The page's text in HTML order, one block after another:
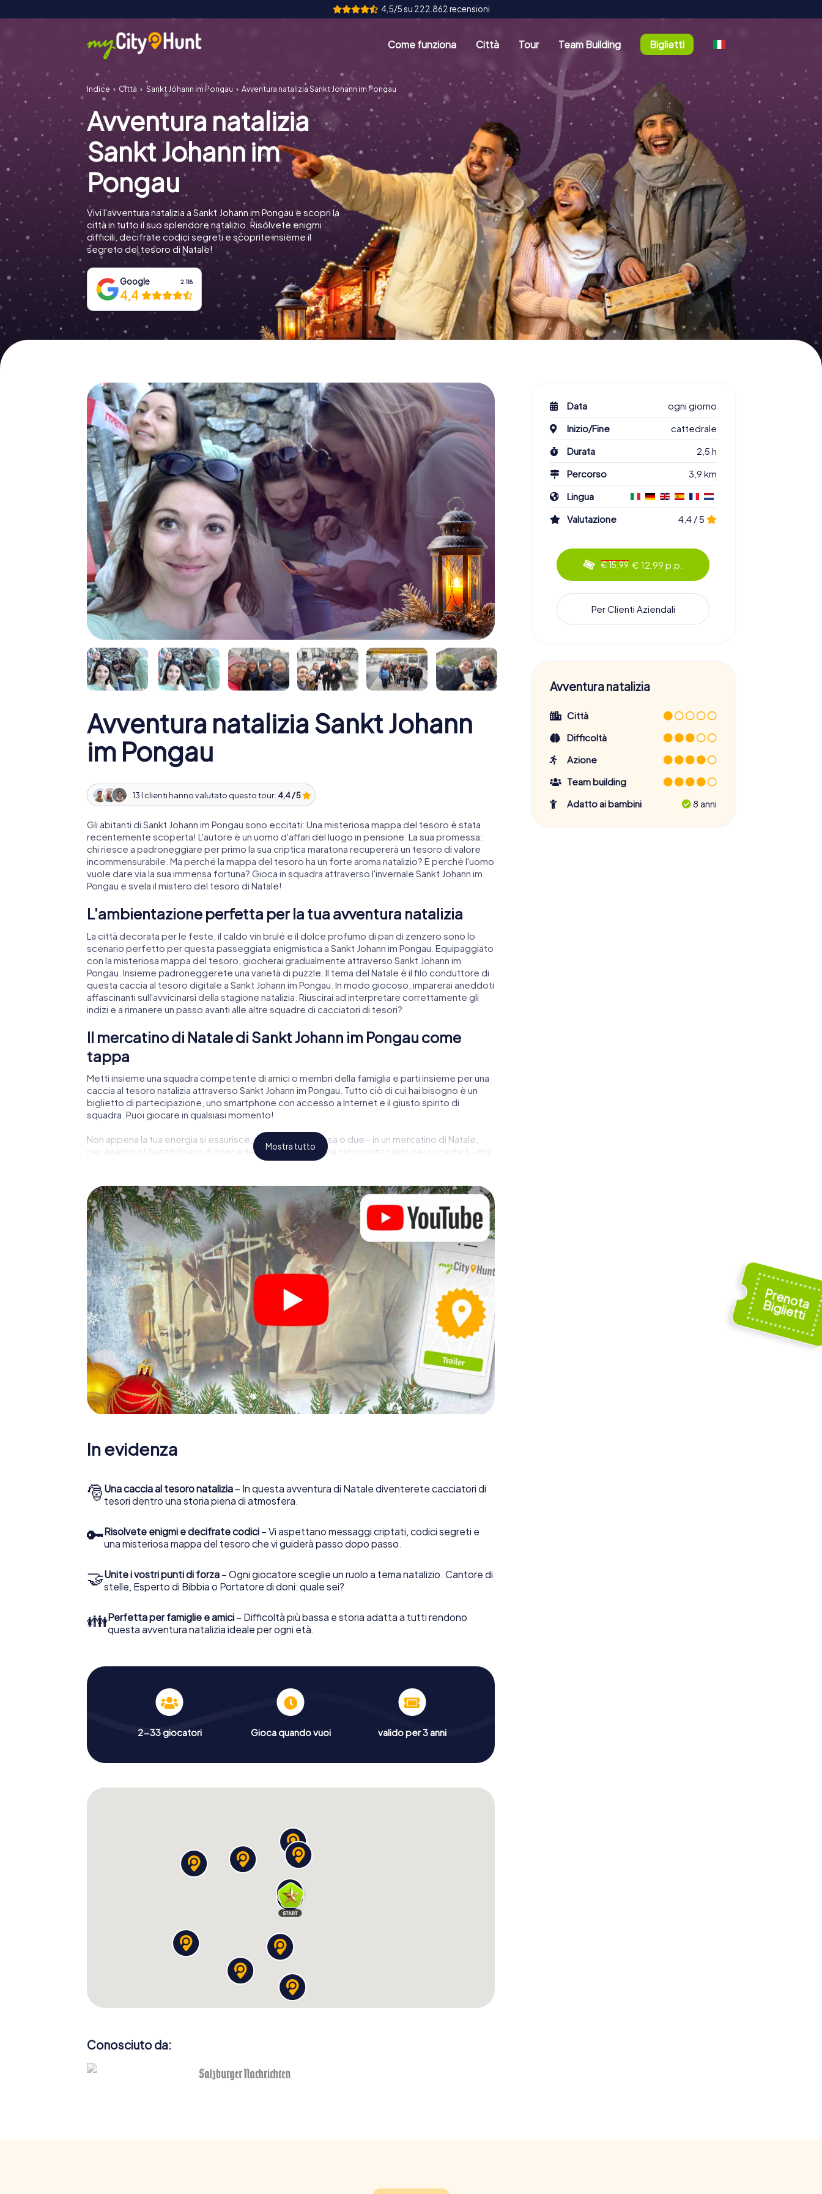
4,5/5 su 222.862 recensioni
Come funziona Città Tour Team Building Biglietti
Indice Città Sankt Johann im Pongau Avventura natalizia Sankt Johann im Pongau
Avventura natalizia
Sankt Johann im
Pongau
Vivi l'avventura natalizia a Sankt Johann im Pongau e scopri la
città in tutto il suo splendore natalizio. Risolvete enigmi
difficili, decifrate codici segreti e scoprite insieme il
segreto del tesoro di Natale!
Google 2.118
4,4
Avventura natalizia Sankt Johann
im Pongau
13 I clienti hanno valutato questo tour: 4,4 / 5
Gli abitanti di Sankt Johann im Pongau sono eccitati: Una misteriosa mappa del tesoro è stata
recentemente scoperta! L'autore è un uomo d'affari del luogo in pensione. La sua promessa:
chi riesce a padroneggiare per primo la sua criptica maratona recupererà un tesoro di valore
incommensurabile. Ma perché la mappa del tesoro ha un forte aroma natalizio? E perché l'uomo
vuole dare via la sua immensa fortuna? Gioca in squadra attraverso l'invernale Sankt Johann im
Pongau e svela il mistero del tesoro di Natale!
L'ambientazione perfetta per la tua avventura natalizia
La città decorata per le feste, il caldo vin brulé e il dolce profumo di pan di zenzero sono lo
scenario perfetto per questa passeggiata enigmistica a Sankt Johann im Pongau. Equipaggiato
con la misteriosa mappa del tesoro, giocherai gradualmente attraverso Sankt Johann im
Pongau. Insieme padroneggerete una varietà di puzzle. Il tema del Natale è il filo conduttore di
questa caccia al tesoro digitale a Sankt Johann im Pongau. In modo giocoso, imparerai aneddoti
affascinanti sull'avvicinarsi della stagione natalizia. Riuscirai ad interpretare correttamente gli
indizi e a rimanere un passo avanti alle altre squadre di cacciatori di tesori?
Il mercatino di Natale di Sankt Johann im Pongau come
tappa
Metti insieme una squadra competente di amici o membri della famiglia e parti insieme per una
caccia al tesoro natalizia attraverso Sankt Johann im Pongau. Tutto ciò di cui hai bisogno è un
biglietto di partecipazione, uno smartphone con accesso a Internet e il giusto spirito di
squadra. Puoi giocare in qualsiasi momento!
Non appena la tua energia si esaurisce, puoi fare una pausa o due - in un mercatino di Natale,
per esempio! Sentiti libero di concederti un vin brulé o una cioccolata calda per riscaldarti - ma
non dimenticare che da qualche parte a Sankt Johann im Pongau, un tesoro di
Un'opzione eccitante per la tua festa di Natale aziendale a
[città]
La Avventura Natalizia costituisce anche un ottimo programma per la tua festa di Natale
aziendale a Sankt Johann im Pongau: una caccia al tesoro interattiva può completare il
programma gastronomico della tua festa di Natale aziendale a Sankt Johann im Pongau. E una
gita al mercatino di Natale a Sankt Johann im Pongau sarà anche un punto culminante con la
Avventura Natalizia. Dopo tutto, la caccia al tesoro per smartphone offre tutto ciò che ci si
aspetta da una perfetta festa di Natale aziendale a Sankt Johann im Pongau: divertimento,
lavoro di squadra e un suggestivo tema natalizio. Perciò regala ai tuoi colleghi un
indimenticabile chiusura dell'anno ed inserisci la Avventura Natalizia nel programma della tua
festa di Natale aziendale a Sankt Johann im Pongau!
Mostra tutto
In evidenza
🎅 Una caccia al tesoro natalizia – In questa avventura di Natale diventerete cacciatori di
tesori dentro una storia piena di atmosfera.
🔑Risolvete enigmi e decifrate codici – Vi aspettano messaggi criptati, codici segreti e
una misteriosa mappa del tesoro che vi guiderà passo dopo passo.
🤝Unite i vostri punti di forza – Ogni giocatore sceglie un ruolo a tema natalizio. Cantore di
stelle, Esperto di Bibbia o Portatore di doni: quale sei?
👪Perfetta per famiglie e amici – Difficoltà più bassa e storia adatta a tutti rendono
questa avventura natalizia ideale per ogni età.
2-33 giocatori Gioca quando vuoi valido per 3 anni
Data
ogni giorno
Inizio/Fine
cattedrale
Durata
2,5 h
Percorso
3,9 km
Lingua
Valutazione
4,4 / 5
€ 15,99 € 12,99 p.p.
Per Clienti Aziendali
Avventura natalizia
Città
Difficoltà
Azione
Team building
Adatto ai bambini
8 anni
Conosciuto da: